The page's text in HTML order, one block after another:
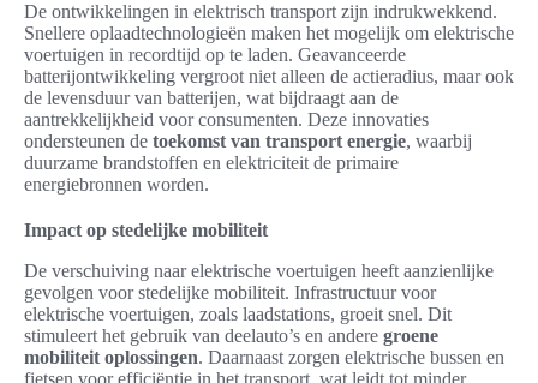
De ontwikkelingen in elektrisch transport zijn indrukwekkend.
Snellere oplaadtechnologieën maken het mogelijk om elektrische
voertuigen in recordtijd op te laden. Geavanceerde
batterijontwikkeling vergroot niet alleen de actieradius, maar ook
de levensduur van batterijen, wat bijdraagt aan de
aantrekkelijkheid voor consumenten. Deze innovaties
ondersteunen de toekomst van transport energie, waarbij
duurzame brandstoffen en elektriciteit de primaire
energiebronnen worden.
Impact op stedelijke mobiliteit
De verschuiving naar elektrische voertuigen heeft aanzienlijke
gevolgen voor stedelijke mobiliteit. Infrastructuur voor
elektrische voertuigen, zoals laadstations, groeit snel. Dit
stimuleert het gebruik van deelauto’s en andere groene
mobiliteit oplossingen. Daarnaast zorgen elektrische bussen en